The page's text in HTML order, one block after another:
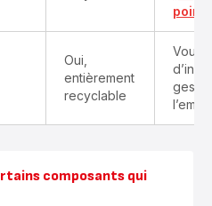
Oui,
entièrement
recyclable
Vous
composants qui